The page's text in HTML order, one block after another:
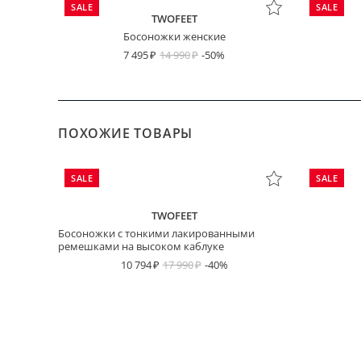
SALE
TWOFEET
Босоножки женские
7 495
14 990 -50%
SALE
ПОХОЖИЕ ТОВАРЫ
SALE
TWOFEET
Босоножки с тонкими лакированными
ремешками на высоком каблуке
10 794
17 990 -40%
SALE